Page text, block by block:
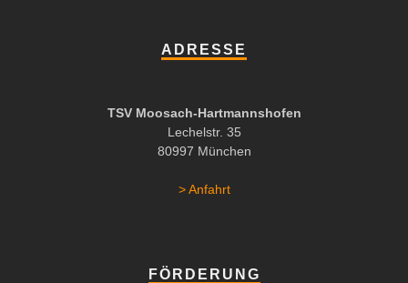
ADRESSE
TSV Moosach-Hartmannshofen
Lechelstr. 35
80997 München
> Anfahrt
FÖRDERUNG